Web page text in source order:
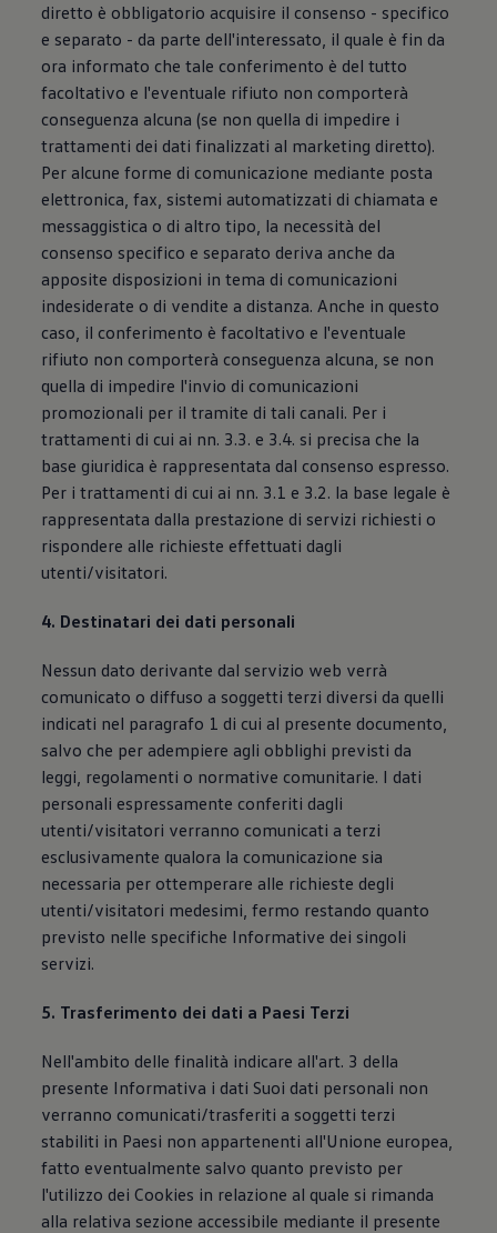
diretto è obbligatorio acquisire il consenso - specifico
e separato - da parte dell'interessato, il quale è fin da
ora informato che tale conferimento è del tutto
facoltativo e l'eventuale rifiuto non comporterà
conseguenza alcuna (se non quella di impedire i
trattamenti dei dati finalizzati al marketing diretto).
Per alcune forme di comunicazione mediante posta
elettronica, fax, sistemi automatizzati di chiamata e
messaggistica o di altro tipo, la necessità del
consenso specifico e separato deriva anche da
apposite disposizioni in tema di comunicazioni
indesiderate o di vendite a distanza. Anche in questo
caso, il conferimento è facoltativo e l'eventuale
rifiuto non comporterà conseguenza alcuna, se non
quella di impedire l'invio di comunicazioni
promozionali per il tramite di tali canali. Per i
trattamenti di cui ai nn. 3.3. e 3.4. si precisa che la
base giuridica è rappresentata dal consenso espresso.
Per i trattamenti di cui ai nn. 3.1 e 3.2. la base legale è
rappresentata dalla prestazione di servizi richiesti o
rispondere alle richieste effettuati dagli
utenti/visitatori.
4. Destinatari dei dati personali
Nessun dato derivante dal servizio web verrà
comunicato o diffuso a soggetti terzi diversi da quelli
indicati nel paragrafo 1 di cui al presente documento,
salvo che per adempiere agli obblighi previsti da
leggi, regolamenti o normative comunitarie. I dati
personali espressamente conferiti dagli
utenti/visitatori verranno comunicati a terzi
esclusivamente qualora la comunicazione sia
necessaria per ottemperare alle richieste degli
utenti/visitatori medesimi, fermo restando quanto
previsto nelle specifiche Informative dei singoli
servizi.
5. Trasferimento dei dati a Paesi Terzi
Nell'ambito delle finalità indicare all'art. 3 della
presente Informativa i dati Suoi dati personali non
verranno comunicati/trasferiti a soggetti terzi
stabiliti in Paesi non appartenenti all'Unione europea,
fatto eventualmente salvo quanto previsto per
l'utilizzo dei Cookies in relazione al quale si rimanda
alla relativa sezione accessibile mediante il presente